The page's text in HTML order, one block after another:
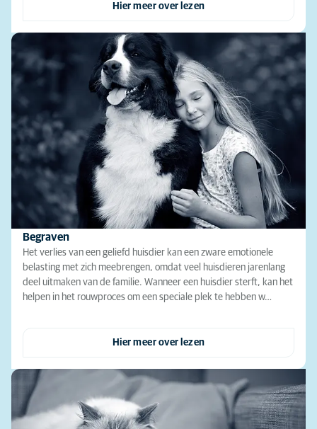
Hier meer over lezen
Begraven
Het verlies van een geliefd huisdier kan een zware emotionele
belasting met zich meebrengen, omdat veel huisdieren jarenlang
deel uitmaken van de familie. Wanneer een huisdier sterft, kan het
helpen in het rouwproces om een speciale plek te hebben w…
Hier meer over lezen